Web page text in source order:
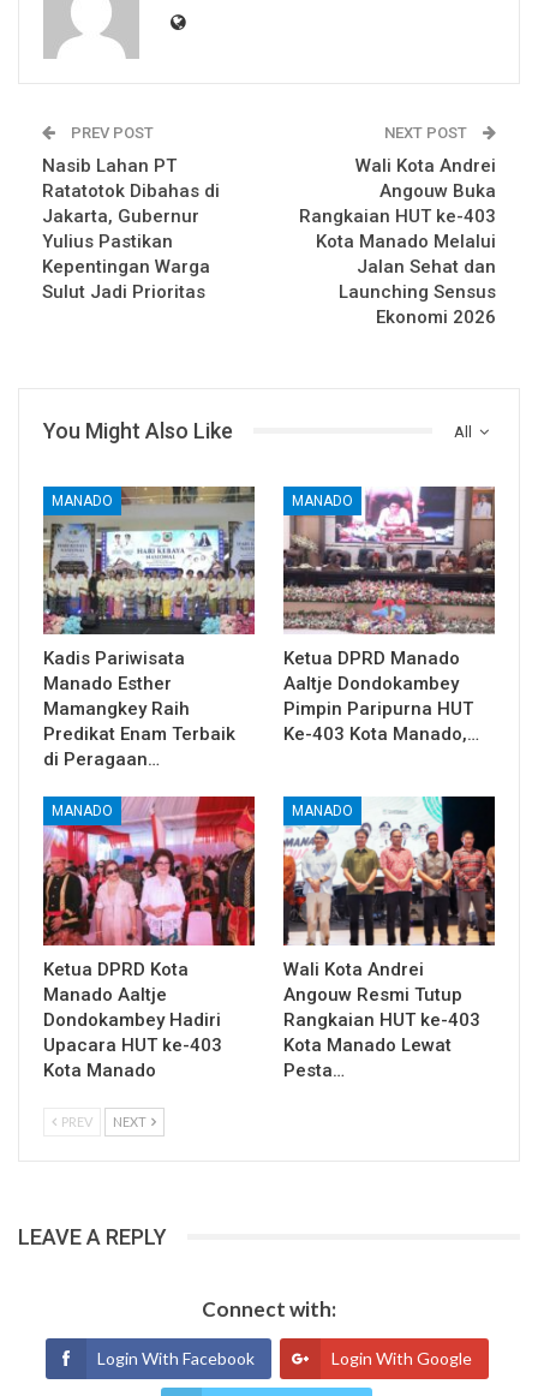
PREV POST
Nasib Lahan PT
Ratatotok Dibahas di
Jakarta, Gubernur
Yulius Pastikan
Kepentingan Warga
Sulut Jadi Prioritas
NEXT POST
Wali Kota Andrei
Angouw Buka
Rangkaian HUT ke-403
Kota Manado Melalui
Jalan Sehat dan
Launching Sensus
Ekonomi 2026
All
You Might Also Like
MANADO
Kadis Pariwisata
Manado Esther
Mamangkey Raih
Predikat Enam Terbaik
di Peragaan…
MANADO
Ketua DPRD Manado
Aaltje Dondokambey
Pimpin Paripurna HUT
Ke-403 Kota Manado,…
MANADO
Ketua DPRD Kota
Manado Aaltje
Dondokambey Hadiri
Upacara HUT ke-403
Kota Manado
MANADO
Wali Kota Andrei
Angouw Resmi Tutup
Rangkaian HUT ke-403
Kota Manado Lewat
Pesta…
PREV NEXT
LEAVE A REPLY
Connect with:
Login With Facebook Login With Google